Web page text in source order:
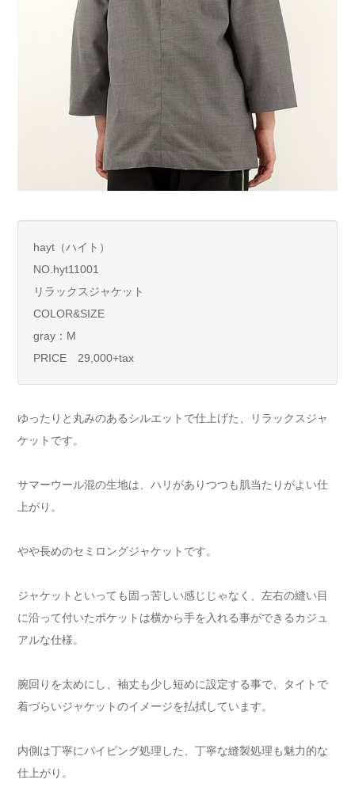
hayt（ハイト）
NO.hyt11001
リラックスジャケット
COLOR&SIZE
gray：M
PRICE 29,000+tax
ゆったりと丸みのあるシルエットで仕上げた、リラックスジャ
ケットです。
サマーウール混の生地は、ハリがありつつも肌当たりがよい仕
上がり。
やや長めのセミロングジャケットです。
ジャケットといっても固っ苦しい感じじゃなく、左右の縫い目
に沿って付いたポケットは横から手を入れる事ができるカジュ
アルな仕様。
腕回りを太めにし、袖丈も少し短めに設定する事で、タイトで
着づらいジャケットのイメージを払拭しています。
内側は丁寧にパイピング処理した、丁寧な縫製処理も魅力的な
仕上がり。